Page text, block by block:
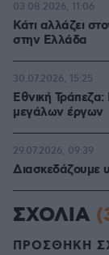
Κάτι αλλάζει
στην Ελλάδα
03.08.2026, 11:06
Εθνική
μεγάλων έργων
30.07.2026, 15:25
Διασκεδάζουμε
29.07.2026, 09:39
ΣΧΟΛΙΑ
ΠΡΟΣΘΗΚΗ